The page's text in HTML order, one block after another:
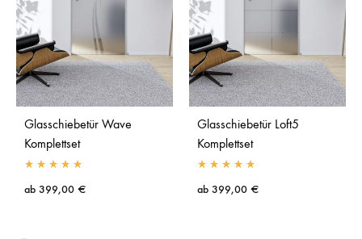
Glasschiebetür Wave
Komplettset
ab 399,00 €
Glasschiebetür Loft5
Komplettset
ab 399,00 €